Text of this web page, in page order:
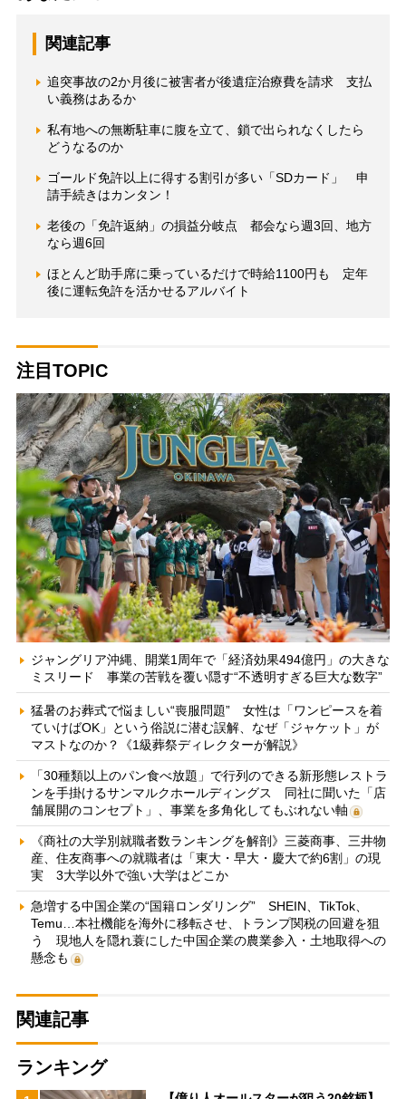
関連記事
追突事故の2か月後に被害者が後遺症治療費を請求 支払
い義務はあるか
私有地への無断駐車に腹を立て、鎖で出られなくしたら
どうなるのか
ゴールド免許以上に得する割引が多い「SDカード」 申
請手続きはカンタン！
老後の「免許返納」の損益分岐点 都会なら週3回、地方
なら週6回
ほとんど助手席に乗っているだけで時給1100円も 定年
後に運転免許を活かせるアルバイト
注目TOPIC
ジャングリア沖縄、開業1周年で「経済効果494億円」の大きな
ミスリード 事業の苦戦を覆い隠す“不透明すぎる巨大な数字”
猛暑のお葬式で悩ましい“喪服問題” 女性は「ワンピースを着
ていけばOK」という俗説に潜む誤解、なぜ「ジャケット」が
マストなのか？《1級葬祭ディレクターが解説》
「30種類以上のパン食べ放題」で行列のできる新形態レストラ
ンを手掛けるサンマルクホールディングス 同社に聞いた「店
舗展開のコンセプト」、事業を多角化してもぶれない軸
《商社の大学別就職者数ランキングを解剖》三菱商事、三井物
産、住友商事への就職者は「東大・早大・慶大で約6割」の現
実 3大学以外で強い大学はどこか
急増する中国企業の“国籍ロンダリング” SHEIN、TikTok、
Temu…本社機能を海外に移転させ、トランプ関税の回避を狙
う 現地人を隠れ蓑にした中国企業の農業参入・土地取得への
懸念も
関連記事
ランキング